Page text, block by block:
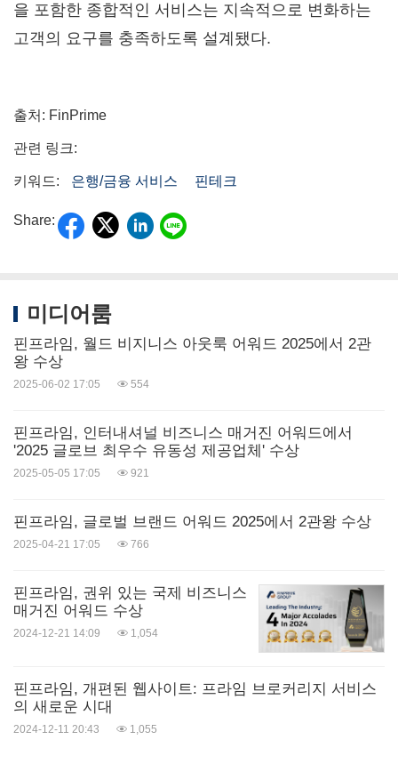
을 포함한 종합적인 서비스는 지속적으로 변화하는
고객의 요구를 충족하도록 설계됐다.
출처: FinPrime
관련 링크:
키워드: 은행/금융 서비스 핀테크
Share:
미디어룸
핀프라임, 월드 비지니스 아웃룩 어워드 2025에서 2관
왕 수상
2025-06-02 17:05 554
핀프라임, 인터내셔널 비즈니스 매거진 어워드에서
'2025 글로브 최우수 유동성 제공업체' 수상
2025-05-05 17:05 921
핀프라임, 글로벌 브랜드 어워드 2025에서 2관왕 수상
2025-04-21 17:05 766
핀프라임, 권위 있는 국제 비즈니스
매거진 어워드 수상
2024-12-21 14:09 1,054
핀프라임, 개편된 웹사이트: 프라임 브로커리지 서비스
의 새로운 시대
2024-12-11 20:43 1,055